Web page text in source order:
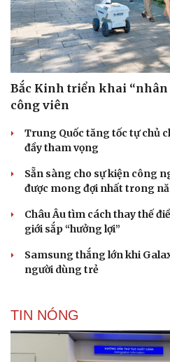
Bắc Kinh triển khai “nhân
công viên
Trung Quốc tăng tốc tự chủ
đầy tham vọng
Sẵn sàng cho sự kiện công
được mong đợi nhất trong
Châu Âu tìm cách thay thế
giới sắp “hưởng lợi”
Samsung thắng lớn khi
người dùng trẻ
TIN NÓNG